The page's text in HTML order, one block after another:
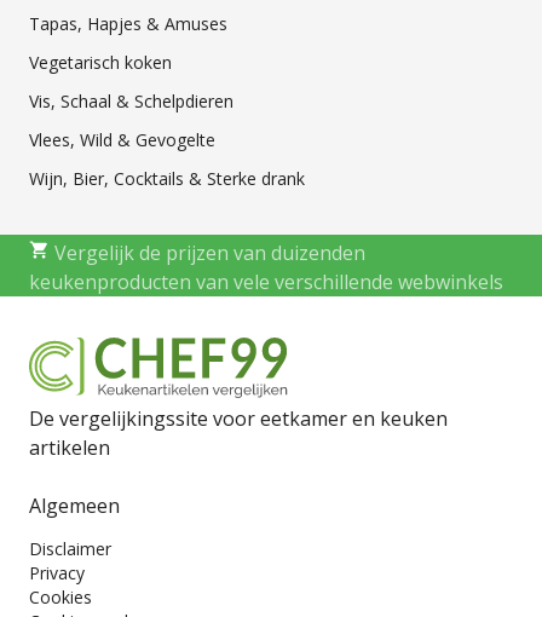
Tapas, Hapjes & Amuses
Vegetarisch koken
Vis, Schaal & Schelpdieren
Vlees, Wild & Gevogelte
Wijn, Bier, Cocktails & Sterke drank
Vergelijk de prijzen van duizenden
keukenproducten van vele verschillende webwinkels
De vergelijkingssite voor eetkamer en keuken
artikelen
Algemeen
Disclaimer
Privacy
Cookies